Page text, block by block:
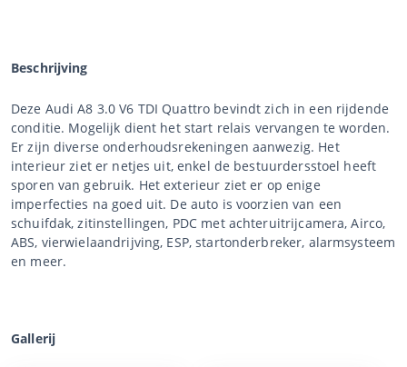
Beschrijving
Deze Audi A8 3.0 V6 TDI Quattro bevindt zich in een rijdende
conditie. Mogelijk dient het start relais vervangen te worden.
Er zijn diverse onderhoudsrekeningen aanwezig. Het
interieur ziet er netjes uit, enkel de bestuurdersstoel heeft
sporen van gebruik. Het exterieur ziet er op enige
imperfecties na goed uit. De auto is voorzien van een
schuifdak, zitinstellingen, PDC met achteruitrijcamera, Airco,
ABS, vierwielaandrijving, ESP, startonderbreker, alarmsysteem
en meer.
Gallerij